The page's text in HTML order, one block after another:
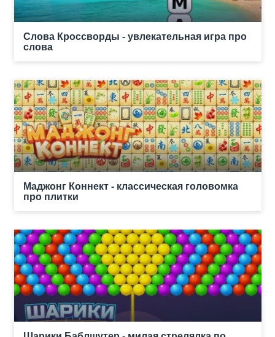
Слова Кроссворды - увлекательная игра про
слова
Маджонг Коннект - классическая головомка
про плитки